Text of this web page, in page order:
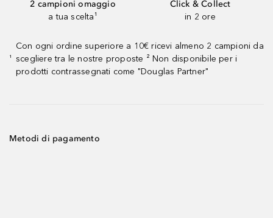
2 campioni omaggio
a tua scelta¹
Click & Collect
in 2 ore
¹
Con ogni ordine superiore a 10€ ricevi almeno 2 campioni da
scegliere tra le nostre proposte ² Non disponibile per i
prodotti contrassegnati come "Douglas Partner"
Metodi di pagamento